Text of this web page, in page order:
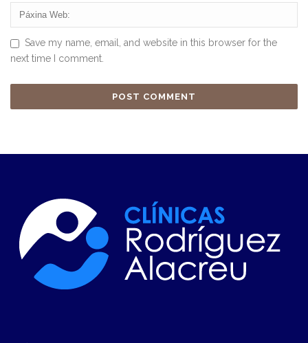
Save my name, email, and website in this browser for the
next time I comment.